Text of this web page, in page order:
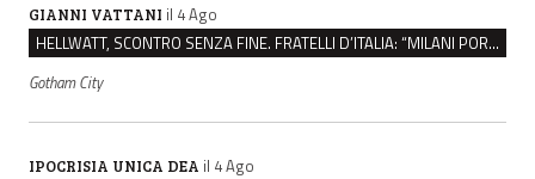
GIANNI VATTANI il 4 Ago
HELLWATT, SCONTRO SENZA FINE. FRATELLI D’ITALIA: “MILANI PORTA DOCUMENTI, DE FRANCO INSULTI”
Gotham City
IPOCRISIA UNICA DEA il 4 Ago